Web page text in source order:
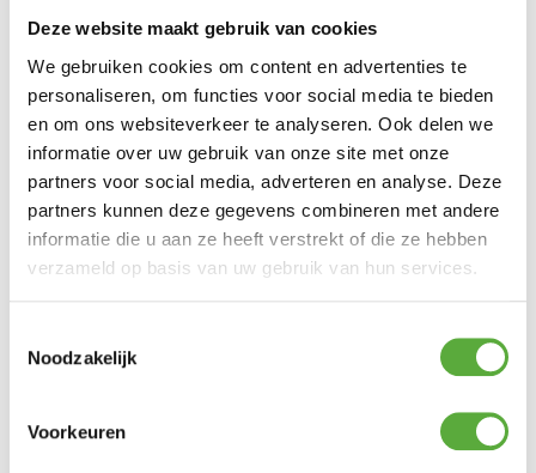
Deze website maakt gebruik van cookies
We gebruiken cookies om content en advertenties te
personaliseren, om functies voor social media te bieden
en om ons websiteverkeer te analyseren. Ook delen we
informatie over uw gebruik van onze site met onze
partners voor social media, adverteren en analyse. Deze
partners kunnen deze gegevens combineren met andere
informatie die u aan ze heeft verstrekt of die ze hebben
verzameld op basis van uw gebruik van hun services.
Noodzakelijk
Voorkeuren
Draaggewicht 0,47 kg
SKU
6409100